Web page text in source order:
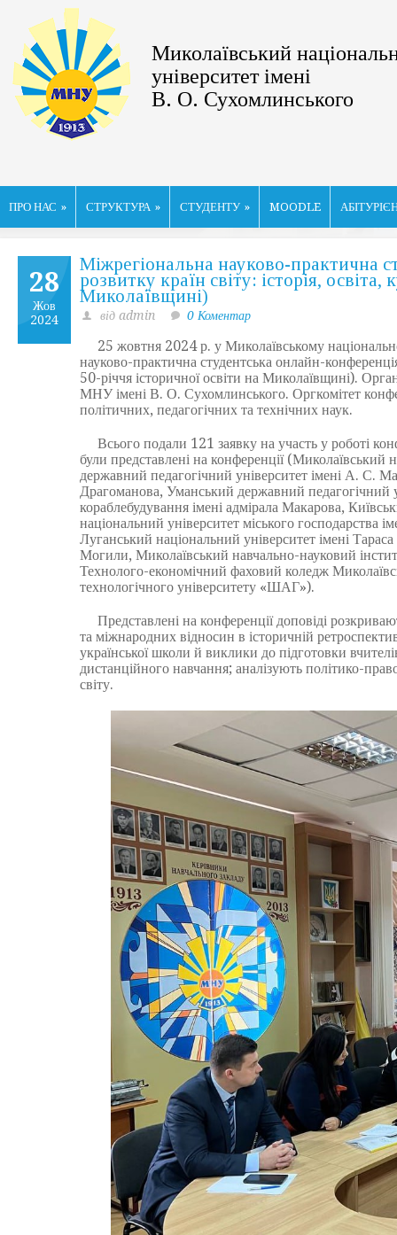
Миколаївський
університет імені
В. О. Сухомлинського
ПРО НАС » СТРУКТУРА » СТУДЕНТУ » MOODLE
28
Жов
2024
Міжрегіональна науково-практична
розвитку країн світу: історія,
Миколаївщині)
від admin 0 Коментар
25 жовтня 2024 р. у Миколаївському
науково-практична студентська онлайн-
50-річчя історичної освіти на Миколаївщині).
МНУ імені В. О. Сухомлинського. Оргкомітет
політичних, педагогічних та технічних наук.
Всього подали 121 заявку на участь у роботі
були представлені на конференції
державний педагогічний університет імені А. С.
Драгоманова, Уманський державний педагогічний
кораблебудування імені адмірала Макарова,
національний університет міського господарства
Луганський національний університет імені
Могили, Миколаївський навчально-науковий
Технолого-економічний фаховий коледж
технологічного університету «ШАГ»).
Представлені на конференції доповіді
та міжнародних відносин в історичній
української школи й виклики до підготовки
дистанційного навчання; аналізують політико-
світу.